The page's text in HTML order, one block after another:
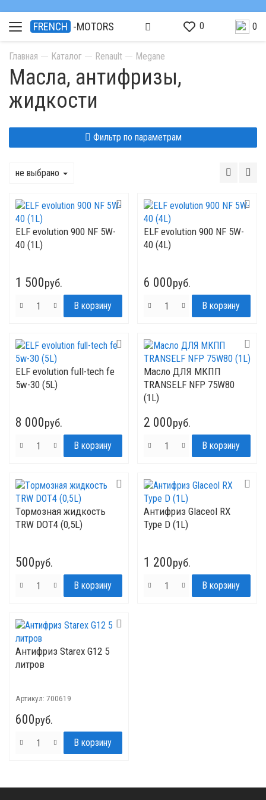
FRENCH -MOTORS 0 0
Главная Каталог Renault Megane
Масла, антифризы,
жидкости
Фильтр по параметрам
не выбрано
ELF evolution 900 NF 5W-
40 (1L)
1 500руб.
ELF evolution 900 NF 5W-
40 (4L)
6 000руб.
ELF evolution full-tech fe
5w-30 (5L)
8 000руб.
Mасло ДЛЯ МКПП
TRANSELF NFP 75W80
(1L)
2 000руб.
Tормозная жидкость
TRW DOT4 (0,5L)
500руб.
Антифриз Glaceol RX
Type D (1L)
1 200руб.
Антифриз Starex G12 5
литров
Артикул: 700619
600руб.